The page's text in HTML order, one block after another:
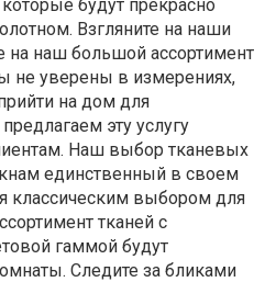
будут прекрасно
Взгляните на наши
на наш большой ассортимент
не уверены в измерениях,
на дом для
эту услугу
Наш выбор тканевых
единственный в своем
классическим выбором для
тканей с
гаммой будут
Следите за бликами